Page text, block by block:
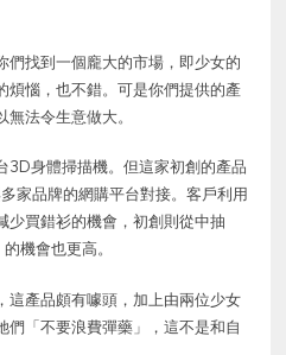
們找到一個龐大的市場，即少女的
煩惱，也不錯。可是你們提供的產
法令生意做大。
3D身體掃描機。但這家初創的產品
家品牌的網購平台對接。客戶利用
少買錯衫的機會，初創則從中抽
機會也更高。
這產品頗有噱頭，加上由兩位少女
「不要浪費彈藥」，這不是和自